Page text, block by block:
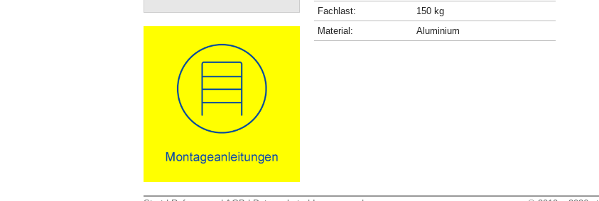
Fachlast:
150 kg
Material:
Aluminium